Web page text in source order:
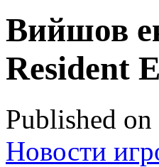
Вийшов
Resident
Published
Новости